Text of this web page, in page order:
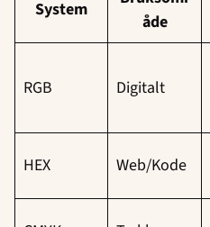
System
åde
RGB Digitalt
HEX Web/Kode